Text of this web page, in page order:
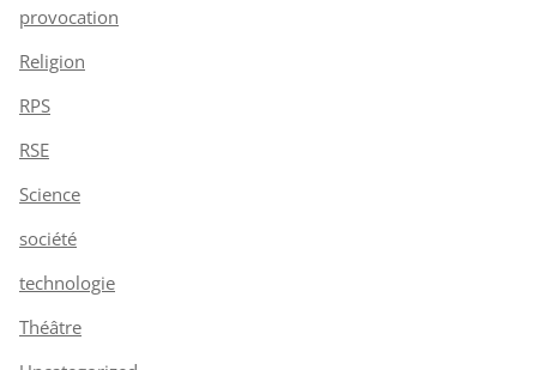
provocation
Religion
RPS
RSE
Science
société
technologie
Théâtre